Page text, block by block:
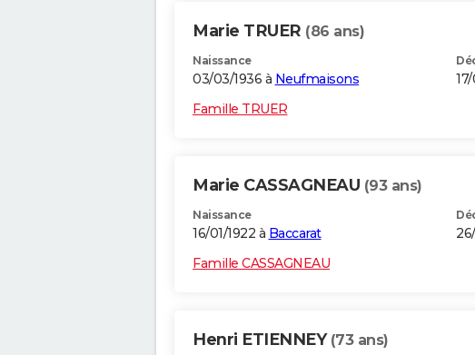
Marie TRUER (86 ans)
Naissance
03/03/1936 à Neufmaisons
Famille TRUER
Marie CASSAGNEAU (93 ans)
Naissance
16/01/1922 à Baccarat
Famille CASSAGNEAU
Henri ETIENNEY (73 ans)